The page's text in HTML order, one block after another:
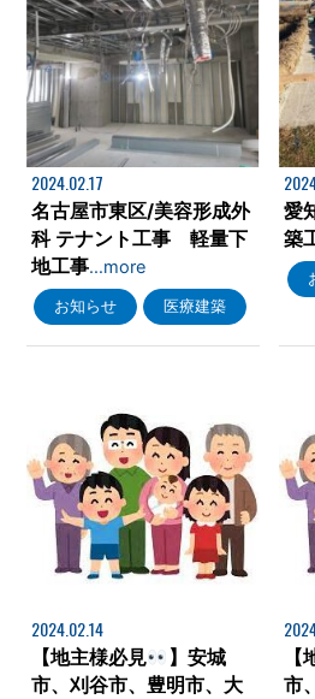
2024.02.17
名古屋市東区/美容形成外
科 テナント工事 軽量下
地工事…more
お知らせ 医療建築
愛
築
2024.02.14
【地主様必見
】安城
市、刈谷市、豊明市、大
市